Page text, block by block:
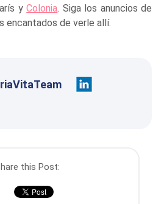
yColonia. Siga los anuncios de
encantados de verle allí.
this Post: